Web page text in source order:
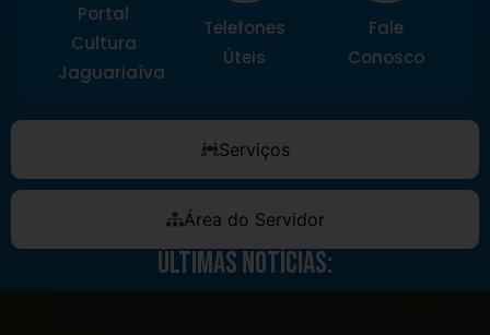
Serviços
Área do Servidor
Portal
Cultura
Jaguariaíva
Telefones
Úteis
Fale
Conosco
Últimas Notícias: